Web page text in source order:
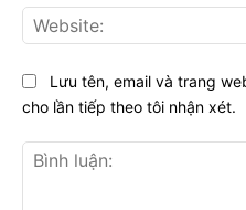
Lưu tên, email và trang
cho lần tiếp theo tôi nhận xét.